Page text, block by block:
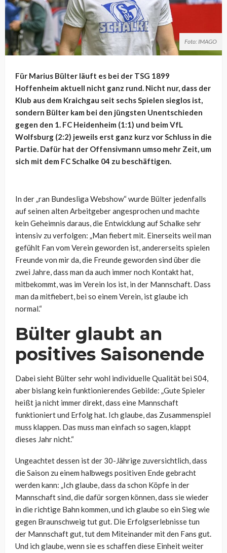
Foto: IMAGO
Für Marius Bülter läuft es bei der TSG 1899
Hoffenheim aktuell nicht ganz rund. Nicht nur, dass der
Klub aus dem Kraichgau seit sechs Spielen sieglos ist,
sondern Bülter kam bei den jüngsten Unentschieden
gegen den 1. FC Heidenheim (1:1) und beim VfL
Wolfsburg (2:2) jeweils erst ganz kurz vor Schluss in die
Partie. Dafür hat der Offensivmann umso mehr Zeit, um
sich mit dem FC Schalke 04 zu beschäftigen.
In der „ran Bundesliga Webshow“ wurde Bülter jedenfalls
auf seinen alten Arbeitgeber angesprochen und machte
kein Geheimnis daraus, die Entwicklung auf Schalke sehr
intensiv zu verfolgen: „Man fiebert mit. Einerseits weil man
gefühlt Fan vom Verein geworden ist, andererseits spielen
Freunde von mir da, die Freunde geworden sind über die
zwei Jahre, dass man da auch immer noch Kontakt hat,
mitbekommt, was im Verein los ist, in der Mannschaft. Dass
man da mitfiebert, bei so einem Verein, ist glaube ich
normal.“
Bülter glaubt an
positives Saisonende
Dabei sieht Bülter sehr wohl individuelle Qualität bei S04,
aber bislang kein funktionierendes Gebilde: „Gute Spieler
heißt ja nicht immer direkt, dass eine Mannschaft
funktioniert und Erfolg hat. Ich glaube, das Zusammenspiel
muss klappen. Das muss man einfach so sagen, klappt
dieses Jahr nicht.“
Ungeachtet dessen ist der 30-Jährige zuversichtlich, dass
die Saison zu einem halbwegs positiven Ende gebracht
werden kann: „Ich glaube, dass da schon Köpfe in der
Mannschaft sind, die dafür sorgen können, dass sie wieder
in die richtige Bahn kommen, und ich glaube so ein Sieg wie
gegen Braunschweig tut gut. Die Erfolgserlebnisse tun
der Mannschaft gut, tut dem Miteinander mit den Fans gut.
Und ich glaube, wenn sie es schaffen diese Einheit weiter